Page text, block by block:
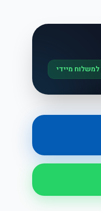
למשלוח מיידי